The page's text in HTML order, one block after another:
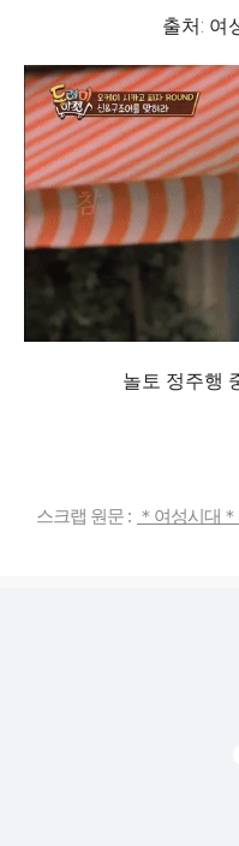
출처: 여
놀토 정주행
스크랩 원문 :